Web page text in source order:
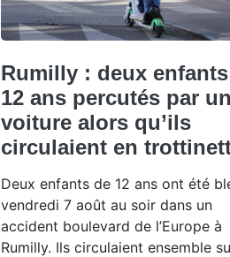
Rumilly : deux
12 ans percutés par
voiture alors qu’ils
circulaient en
Deux enfants de 12 ans ont été
vendredi 7 août au soir dans un
accident boulevard de l’Europe à
Rumilly. Ils circulaient ensemble